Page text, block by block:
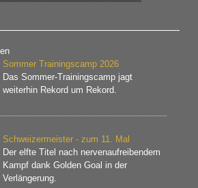
Sommer Trainingscamp 2026
Das Sommer-Trainingscamp jagt
weiterhin Rekord um Rekord.
Schweizermeister - zum 11. Mal
Der elfte Titel nach nervenaufreibendem
Kampf dank Golden Goal in der
Verlängerung.